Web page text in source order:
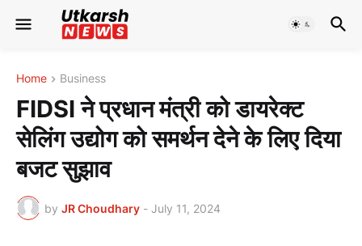
Home Business
FIDSI ने प्रधान मंत्री को डायरेक्ट
सेलिंग उद्योग को समर्थन देने के लिए दिया
बजट सुझाव
by JR Choudhary - July 11, 2024